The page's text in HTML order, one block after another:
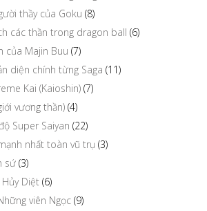
thầy của Goku (8)
các thần trong dragon ball (6)
của Majin Buu (7)
diện chính từng Saga (11)
Kai (Kaioshin) (7)
vương thần) (4)
Super Saiyan (22)
nhất toàn vũ trụ (3)
sứ (3)
Diệt (6)
viên Ngọc (9)